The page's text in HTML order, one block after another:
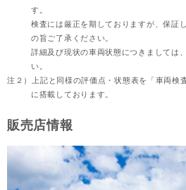
す。
検査には厳正を期しておりますが、保証
の旨ご了承ください。
詳細及び現状の車両状態につきましては
い。
注２）
上記と同様の評価点・状態表を「車両検
に搭載しております。
販売店情報